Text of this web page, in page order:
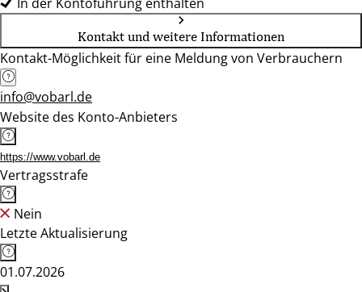
Kontakt und weitere Informationen
Kontakt-Möglichkeit für eine Meldung von Verbrauchern
info@vobarl.de
Website des Konto-Anbieters
https://www.vobarl.de
Vertragsstrafe
Nein
Letzte Aktualisierung
01.07.2026